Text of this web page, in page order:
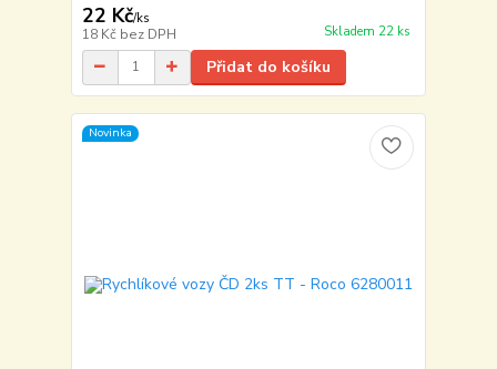
22 Kč/ks
18 Kč bez DPH Skladem 22 ks
Přidat do košíku
Novinka